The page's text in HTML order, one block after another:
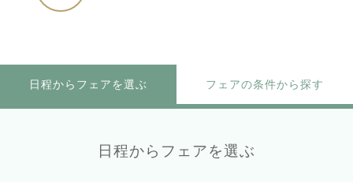
日程からフェアを選ぶ フェアの条件から探す
日程からフェアを選ぶ